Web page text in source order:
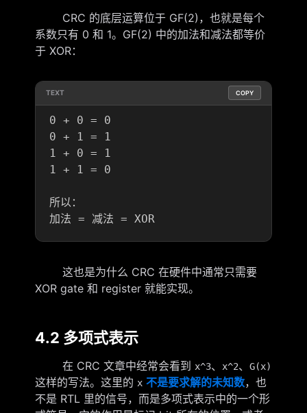
CRC 的底层运算位于 GF(2)，也就是每个
系数只有 0 和 1。GF(2) 中的加法和减法都等价
于 XOR：
TEXT COPY
0 + 0 = 0
0 + 1 = 1
1 + 0 = 1
1 + 1 = 0
所以：
这也是为什么 CRC 在硬件中通常只需要
XOR gate 和 register 就能实现。
4.2 多项式表示
在 CRC 文章中经常会看到 x^3、 x^2、 G(x)
这样的写法。这里的 x 不是要求解的未知数，也
不是 RTL 里的信号，而是多项式表示中的一个形